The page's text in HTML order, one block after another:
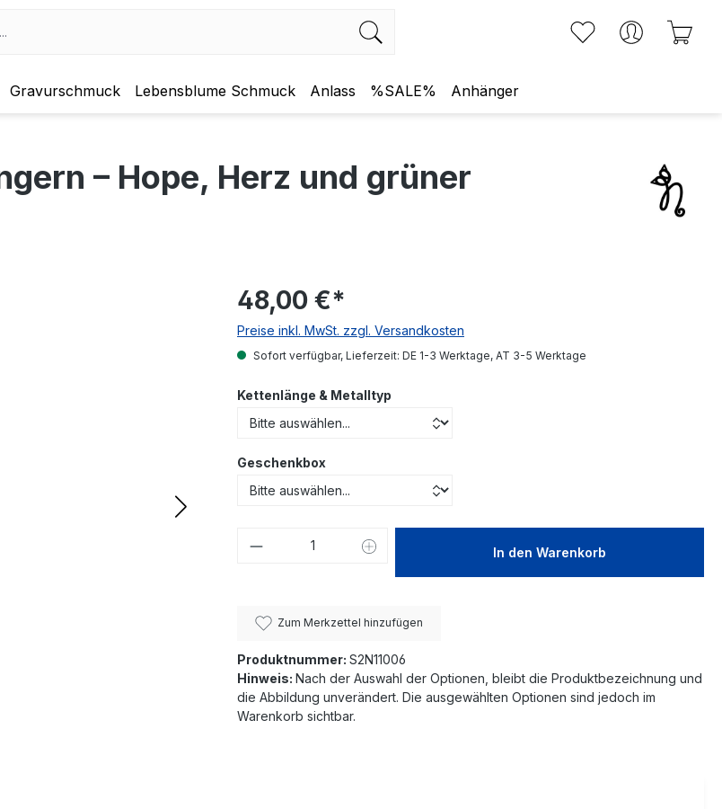
Du hast 0
Gravurschmuck Lebensblume Schmuck Anlass %SALE% Anhänger
– Hope, Herz und grüner
48,00 €*
Preise inkl. MwSt. zzgl. Versandkosten
Sofort verfügbar, Lieferzeit: DE 1-3 Werktage, AT 3-5 Werktage
Kettenlänge & Metalltyp
Geschenkbox
Produkt Anzahl: Gib den gewünschten Wert
In den Warenkorb
Zum Merkzettel hinzufügen
Produktnummer: S2N11006
Hinweis: Nach der Auswahl der Optionen, bleibt die Produktbezeichnung und
die Abbildung unverändert. Die ausgewählten Optionen sind jedoch im
Warenkorb sichtbar.